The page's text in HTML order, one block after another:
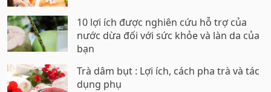
10 lợi ích được nghiên cứu hỗ trợ của
nước dừa đối với sức khỏe và làn da của
bạn
Trà dâm bụt : Lợi ích, cách pha trà và tác
dụng phụ